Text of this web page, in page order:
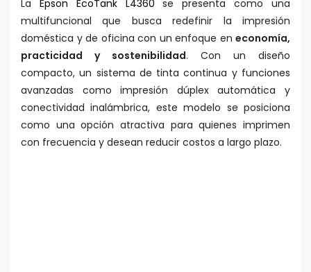
La Epson EcoTank L4360 se presenta como una
multifuncional que busca redefinir la impresión
doméstica y de oficina con un enfoque en economía,
practicidad y sostenibilidad. Con un diseño
compacto, un sistema de tinta continua y funciones
avanzadas como impresión dúplex automática y
conectividad inalámbrica, este modelo se posiciona
como una opción atractiva para quienes imprimen
con frecuencia y desean reducir costos a largo plazo.